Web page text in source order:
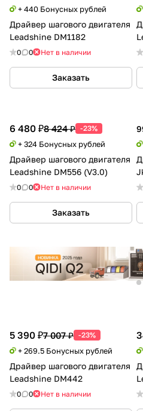
6 480 ₽8 424 ₽ -23%
+ 324 Бонусных рублей
Драйвер шагового двигателя
Leadshine DM556 (V3.0)
0 0 Нет в наличии
Заказать
5 390 ₽7 007 ₽ -23%
+ 269.5 Бонусных рублей
Драйвер шагового двигателя
Leadshine DM442
0 0 Нет в наличии
+ 440 Бонусных рублей
Драйвер шагового двигателя
Leadshine DM1182
0 0 Нет в наличии
Заказать